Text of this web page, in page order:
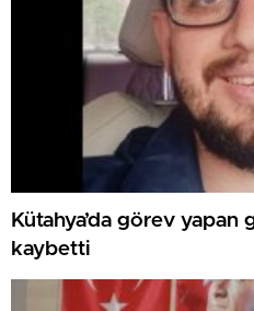
Kütahya’da görev yapan
kaybetti